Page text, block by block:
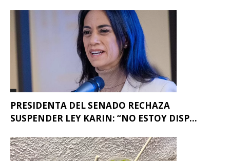
PRESIDENTA DEL SENADO RECHAZA
SUSPENDER LEY KARIN: “NO ESTOY DISP...